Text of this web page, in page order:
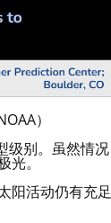
）
级别。虽然情况
光。
阳活动仍有充足